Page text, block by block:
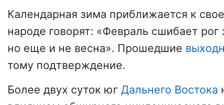
Календарная зима приближается к
народе говорят: «Февраль сшибает
но еще и не весна». Прошедшие
тому подтверждение.
Более двух суток юг Дальнего Востока